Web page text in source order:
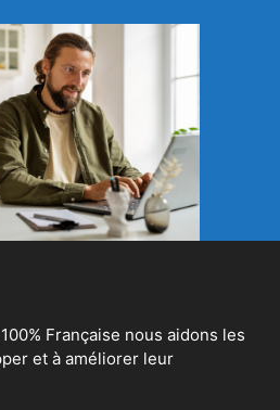
Française nous aidons les
et à améliorer leur